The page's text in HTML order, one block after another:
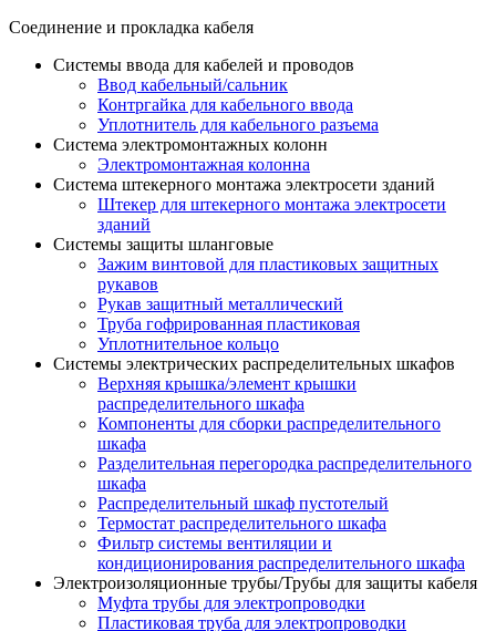
Соединение и прокладка кабеля
Системы ввода для кабелей и проводов
Ввод кабельный/сальник
Контргайка для кабельного ввода
Уплотнитель для кабельного разъема
Система электромонтажных колонн
Электромонтажная колонна
Система штекерного монтажа электросети зданий
Штекер для штекерного монтажа электросети
зданий
Системы защиты шланговые
Зажим винтовой для пластиковых защитных
рукавов
Рукав защитный металлический
Труба гофрированная пластиковая
Уплотнительное кольцо
Системы электрических распределительных шкафов
Верхняя крышка/элемент крышки
распределительного шкафа
Компоненты для сборки распределительного
шкафа
Разделительная перегородка распределительного
шкафа
Распределительный шкаф пустотелый
Термостат распределительного шкафа
Фильтр системы вентиляции и
кондиционирования распределительного шкафа
Электроизоляционные трубы/Трубы для защиты кабеля
Муфта трубы для электропроводки
Пластиковая труба для электропроводки